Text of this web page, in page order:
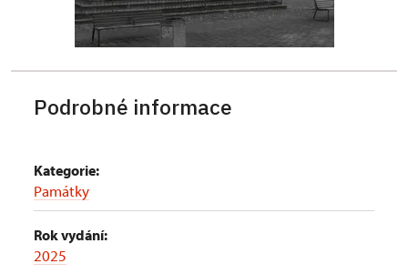
Podrobné informace
Kategorie:
Památky
Rok vydání:
2025